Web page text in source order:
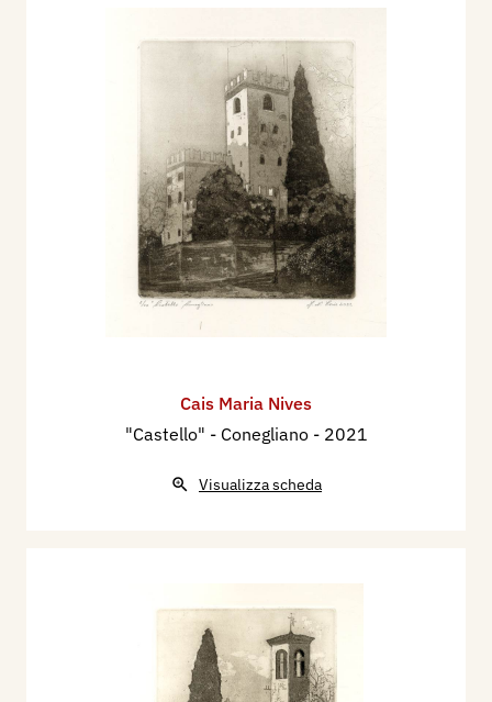
Cais Maria Nives
"Castello" - Conegliano - 2021
Visualizza scheda